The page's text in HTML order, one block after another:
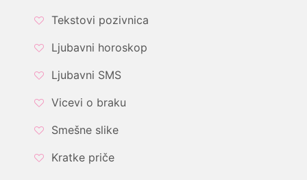
Tekstovi pozivnica
Ljubavni horoskop
Ljubavni SMS
Vicevi o braku
Smešne slike
Kratke priče